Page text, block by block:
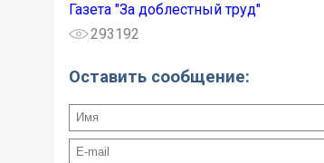
Газета "За доблестный труд"
293192
Оставить сообщение: